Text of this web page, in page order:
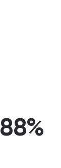
88%